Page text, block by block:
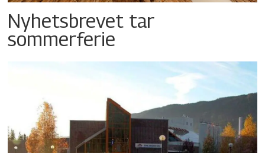
Nyhetsbrevet tar
sommerferie